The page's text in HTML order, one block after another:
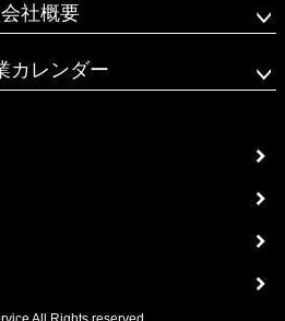
会社概要
カレンダー